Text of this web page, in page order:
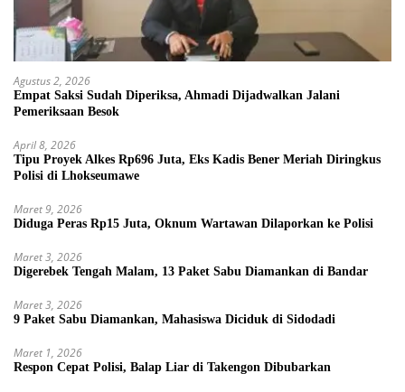
Agustus 2, 2026
Empat Saksi Sudah Diperiksa, Ahmadi Dijadwalkan Jalani
Pemeriksaan Besok
April 8, 2026
Tipu Proyek Alkes Rp696 Juta, Eks Kadis Bener Meriah Diringkus
Polisi di Lhokseumawe
Maret 9, 2026
Diduga Peras Rp15 Juta, Oknum Wartawan Dilaporkan ke Polisi
Maret 3, 2026
Digerebek Tengah Malam, 13 Paket Sabu Diamankan di Bandar
Maret 3, 2026
9 Paket Sabu Diamankan, Mahasiswa Diciduk di Sidodadi
Maret 1, 2026
Respon Cepat Polisi, Balap Liar di Takengon Dibubarkan